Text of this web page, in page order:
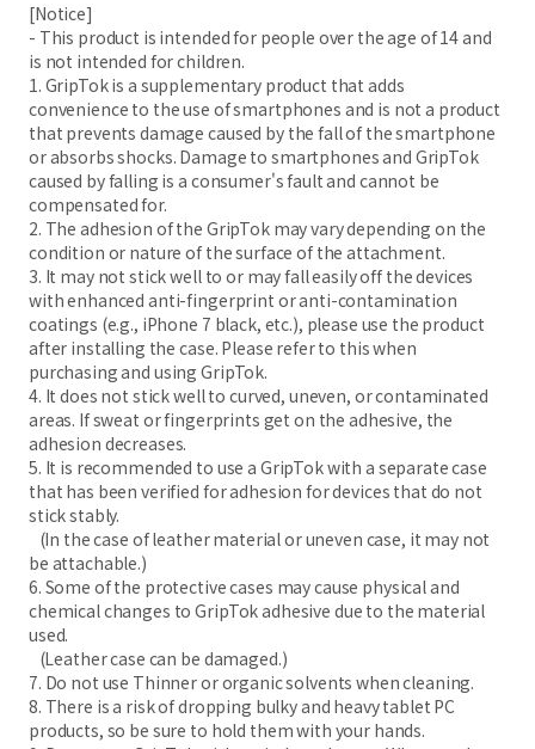
[Notice]
- This product is intended for people over the age of 14 and
is not intended for children.
1. GripTok is a supplementary product that adds
convenience to the use of smartphones and is not a product
that prevents damage caused by the fall of the smartphone
or absorbs shocks. Damage to smartphones and GripTok
caused by falling is a consumer's fault and cannot be
compensated for.
2. The adhesion of the GripTok may vary depending on the
condition or nature of the surface of the attachment.
3. It may not stick well to or may fall easily off the devices
with enhanced anti-fingerprint or anti-contamination
coatings (e.g., iPhone 7 black, etc.), please use the product
after installing the case. Please refer to this when
purchasing and using GripTok.
4. It does not stick well to curved, uneven, or contaminated
areas. If sweat or fingerprints get on the adhesive, the
adhesion decreases.
5. It is recommended to use a GripTok with a separate case
that has been verified for adhesion for devices that do not
stick stably.
(In the case of leather material or uneven case, it may not
be attachable.)
6. Some of the protective cases may cause physical and
chemical changes to GripTok adhesive due to the material
used.
(Leather case can be damaged.)
7. Do not use Thinner or organic solvents when cleaning.
8. There is a risk of dropping bulky and heavy tablet PC
products, so be sure to hold them with your hands.